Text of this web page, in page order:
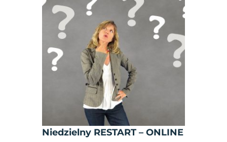
Niedzielny RESTART – ONLINE